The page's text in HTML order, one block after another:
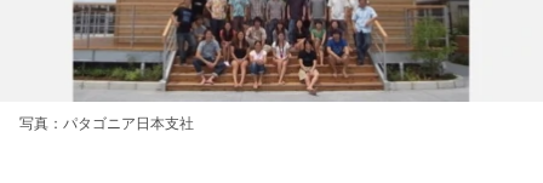
写真：パタゴニア日本支社